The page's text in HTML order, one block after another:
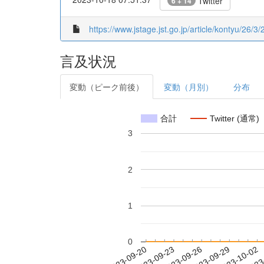
https://www.jstage.jst.go.jp/article/kontyu/26/
言及状況
変動（ピーク前後） 変動（月別） 分布
合計 Twitter (通常)
0
1
2
3